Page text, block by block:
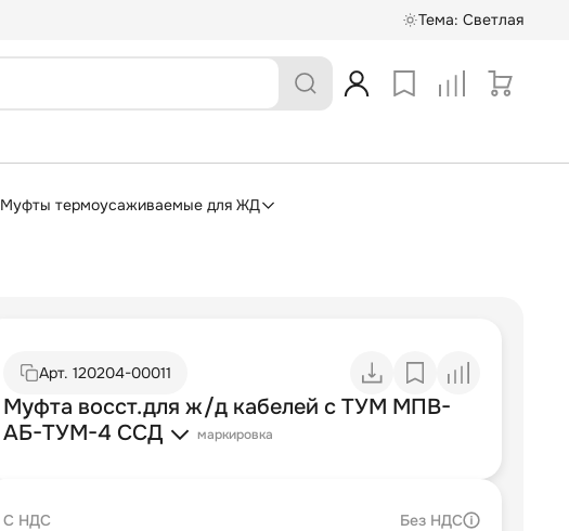
Тема: Светлая
Муфты термоусаживаемые для ЖД
Арт. 120204-00011
Муфта восст.для ж/д кабелей с ТУМ МПВ-
АБ-ТУМ-4 ССД
маркировка
С НДС Без НДС